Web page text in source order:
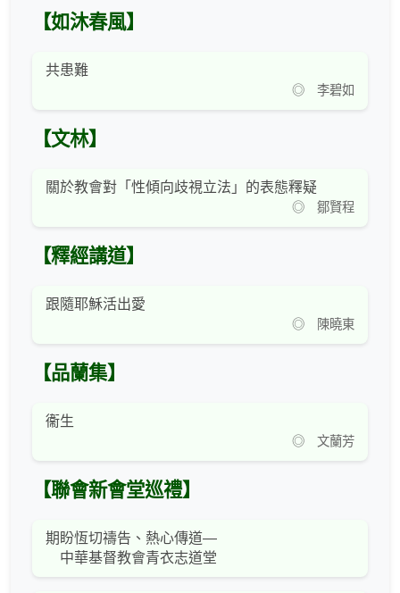
【如沐春風】
共患難
◎ 李碧如
【文林】
關於教會對「性傾向歧視立法」的表態釋疑
◎ 鄒賢程
【釋經講道】
跟隨耶穌活出愛
◎ 陳曉東
【品蘭集】
衞生
◎ 文蘭芳
【聯會新會堂巡禮】
期盼恆切禱告、熱心傳道—
中華基督教會青衣志道堂